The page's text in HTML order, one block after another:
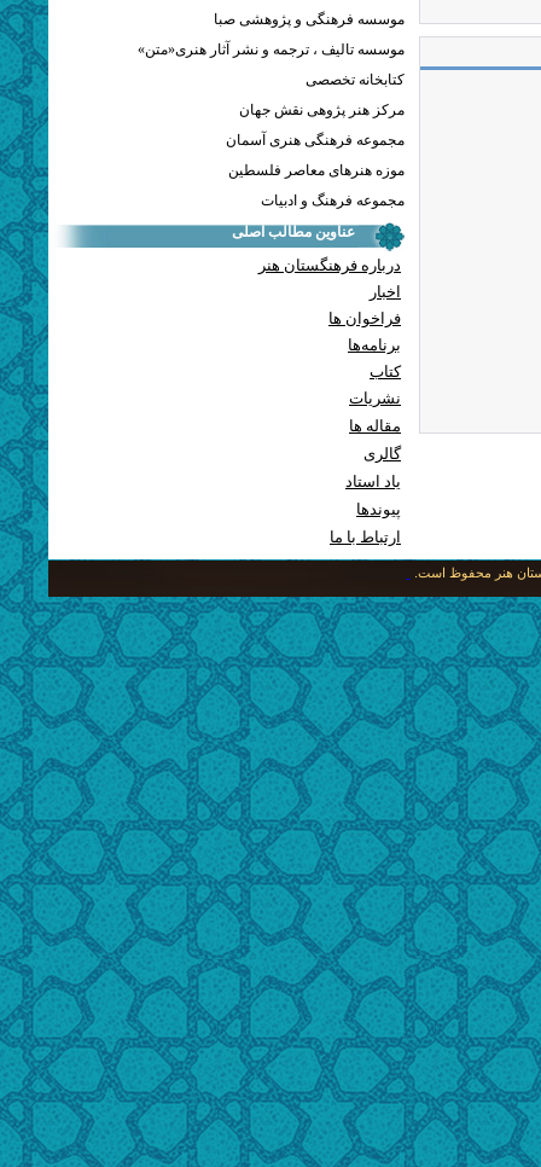
موسسه فرهنگی و پژوهشی صبا
موسسه تالیف ، ترجمه و نشر آثار هنری«متن»
کتابخانه تخصصی
مرکز هنر پژوهی نقش جهان
مجموعه فرهنگی هنری آسمان
موزه هنرهای معاصر فلسطین
مجموعه فرهنگ و ادبیات
عناوین مطالب اصلی
درباره فرهنگستان هنر
اخبار
فراخوان ها
برنامه‌ها
کتاب
نشریات
مقاله ها
گالری
یاد استاد
پيوندها
ارتباط با ما
هنر محفوظ است.